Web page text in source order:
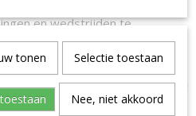
en wedstrijden te
van strass steentjes voor
is zacht onderlegd en heeft
contrastkleur aan de zijkant.
tonen Selectie toestaan
Nee, niet akkoord